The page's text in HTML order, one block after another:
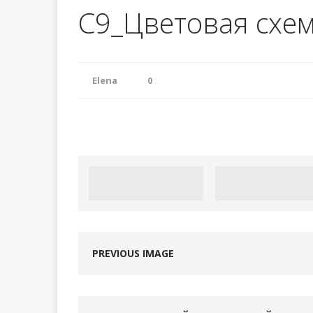
[ 13.05.2024 ] Урок 98.
С9_Цветовая
Elena 0
PREVIOUS IMAGE